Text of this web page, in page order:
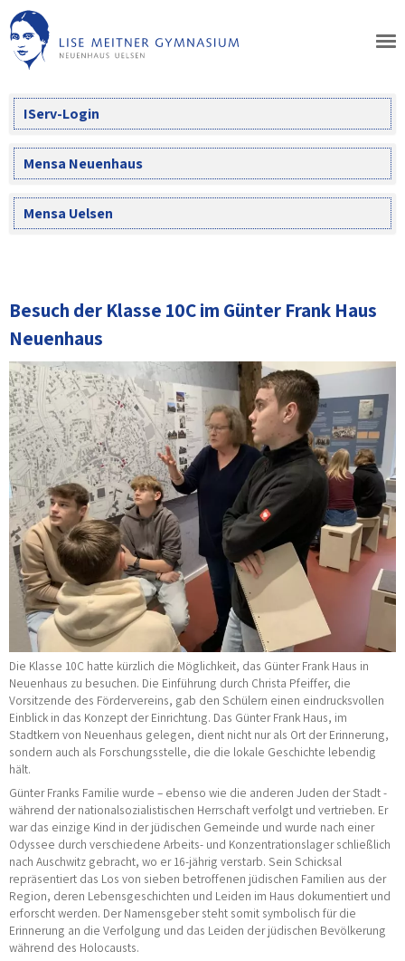
Skip
to
content
IServ-Login
Mensa Neuenhaus
Mensa Uelsen
Besuch der Klasse 10C im Günter Frank Haus
Neuenhaus
Die Klasse 10C hatte kürzlich die Möglichkeit, das Günter Frank Haus in
Neuenhaus zu besuchen. Die Einführung durch Christa Pfeiffer, die
Vorsitzende des Fördervereins, gab den Schülern einen eindrucksvollen
Einblick in das Konzept der Einrichtung. Das Günter Frank Haus, im
Stadtkern von Neuenhaus gelegen, dient nicht nur als Ort der Erinnerung,
sondern auch als Forschungsstelle, die die lokale Geschichte lebendig
hält.
Günter Franks Familie wurde – ebenso wie die anderen Juden der Stadt -
während der nationalsozialistischen Herrschaft verfolgt und vertrieben. Er
war das einzige Kind in der jüdischen Gemeinde und wurde nach einer
Odyssee durch verschiedene Arbeits- und Konzentrationslager schließlich
nach Auschwitz gebracht, wo er 16-jährig verstarb. Sein Schicksal
repräsentiert das Los von sieben betroffenen jüdischen Familien aus der
Region, deren Lebensgeschichten und Leiden im Haus dokumentiert und
erforscht werden. Der Namensgeber steht somit symbolisch für die
Erinnerung an die Verfolgung und das Leiden der jüdischen Bevölkerung
während des Holocausts.